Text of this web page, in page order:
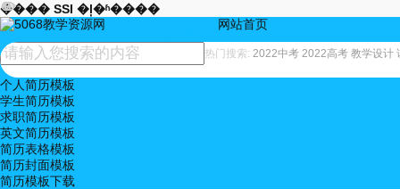
���� SSI �ļ�ʱ����
热门搜索: 2022中考 2022高考 教学设计
网站首页
个人简历模板
学生简历模板
求职简历模板
英文简历模板
简历表格模板
简历封面模板
简历模板下载









